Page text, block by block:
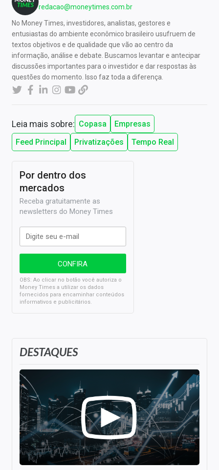
redacao@moneytimes.com.br
No Money Times, investidores, analistas, gestores e
entusiastas do ambiente econômico brasileiro usufruem de
textos objetivos e de qualidade que vão ao centro da
informação, análise e debate. Buscamos levantar e antecipar
discussões importantes para o investidor e dar respostas às
questões do momento. Isso faz toda a diferença.
Leia mais sobre: Copasa
Empresas
Feed Principal
Privatizações Tempo Real
DESTAQUES
Por dentro dos
mercados
Receba gratuitamente as
newsletters do Money Times
OBS: Ao clicar no botão você autoriza o
Money Times a utilizar os dados
fornecidos para encaminhar conteúdos
informativos e publicitários.